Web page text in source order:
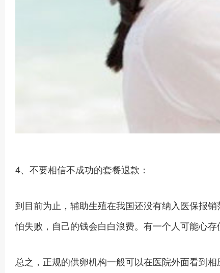
4、不要相信不成功的套餐退款：
到目前为止，辅助生殖在我国还没有纳入医保报
怕失败，自己的钱会白白浪费。有一个人可能心
总之，正规的供卵机构一般可以在医院外面看到